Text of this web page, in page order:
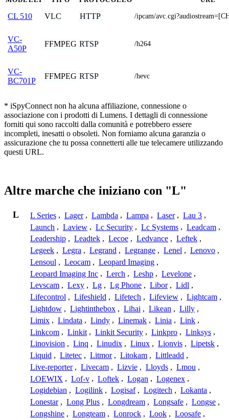
CL 510 VLC HTTP /ipcam/
VC-
A50P
FFMPEG RTSP /h264
VC-
BC701P
FFMPEG RTSP /hevc
* iSpyConnect non ha alcuna affiliazione, connessione o
associazione con i prodotti di Lumens. I dettagli di connessione
forniti qui sono raccolti dalla comunità e potrebbero essere
incompleti, inesatti o obsoleti. Non forniamo alcuna garanzia o
assicurazione che tu possa connetterti alle tue telecamere utilizzando
questi URL.
Altre marche che iniziano con "L"
L L Series , Lager , Lambda , Lampa , Laser , Lau 3 ,
Launch , Laview , Lc Security , Lc Systems , Leadcam ,
Leadership , Leadtek , Lecoe , Ledvance , Leftek ,
Legeek , Legra , Legrand , Legrange , Lenel , Lenovo ,
Lensoul , Leocam , Leopard Imaging ,
Leopard Imaging Inc , Lerch , Leshp , Levelone ,
Levscam , Lexy , Lg , Lg Phone , Libor , Lidl ,
Lifecontrol , Lifeshield , Lifetech , Lifeview , Lightcam ,
Lightdow , Lightinthebox , Lihai , Likean , Lilly ,
Limix , Lindata , Lindy , Linemak , Linia , Link ,
Linkcom , Linkit , Linkit Security , Linkpro , Linksys ,
Linovision , Linq , Linudix , Linux , Lionvis , Lipetsk ,
Liquid , Litetec , Litmor , Litokam , Littleadd ,
Live-reporter , Livecam , Lizvie , Lloyds , Lmou ,
LOEWIX , Lof-v , Loftek , Logan , Logenex ,
Logidebian , Logilink , Logisaf , Logitech , Lokanta ,
Lonestar , Long Plus , Longdream , Longsafe , Longse ,
Longshine , Longteam , Lonrock , Look , Loosafe ,